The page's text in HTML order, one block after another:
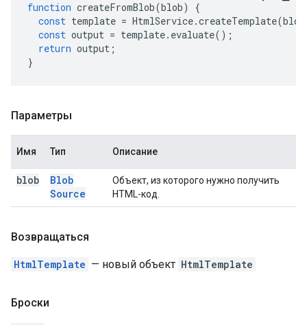
function createFromBlob(blob)
{
const template = HtmlService.createTemplate(blob
const output = template. evaluate();
return output ;
}
Параметры
Имя Тип Описание
blob
Blob
Source
Объект, из которого нужно получить
HTML-код.
Возвращаться
HtmlTemplate — новый объект HtmlTemplate
Броски